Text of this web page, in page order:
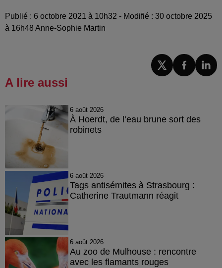
Publié : 6 octobre 2021 à 10h32 - Modifié : 30 octobre 2025
à 16h48 Anne-Sophie Martin
A lire aussi
6 août 2026
À Hoerdt, de l’eau brune sort des
robinets
6 août 2026
Tags antisémites à Strasbourg :
Catherine Trautmann réagit
6 août 2026
Au zoo de Mulhouse : rencontre
avec les flamants rouges